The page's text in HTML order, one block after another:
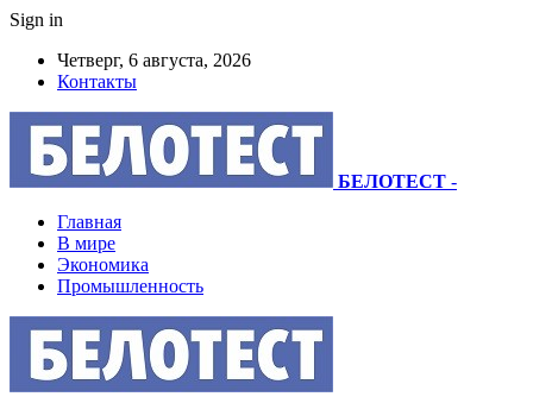
Sign in
Четверг, 6 августа, 2026
Контакты
БЕЛОТЕСТ -
Главная
В мире
Экономика
Промышленность